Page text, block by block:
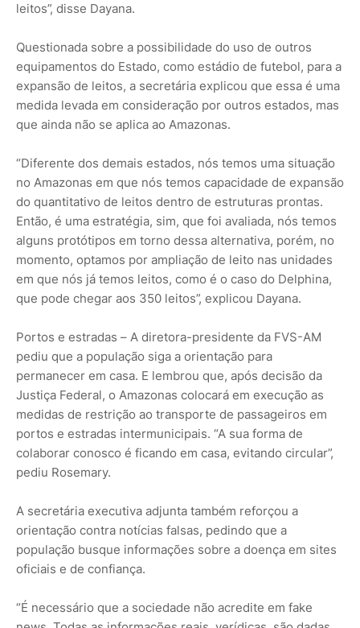
leitos”, disse Dayana.
Questionada sobre a possibilidade do uso de outros
equipamentos do Estado, como estádio de futebol, para a
expansão de leitos, a secretária explicou que essa é uma
medida levada em consideração por outros estados, mas
que ainda não se aplica ao Amazonas.
“Diferente dos demais estados, nós temos uma situação
no Amazonas em que nós temos capacidade de expansão
do quantitativo de leitos dentro de estruturas prontas.
Então, é uma estratégia, sim, que foi avaliada, nós temos
alguns protótipos em torno dessa alternativa, porém, no
momento, optamos por ampliação de leito nas unidades
em que nós já temos leitos, como é o caso do Delphina,
que pode chegar aos 350 leitos”, explicou Dayana.
Portos e estradas – A diretora-presidente da FVS-AM
pediu que a população siga a orientação para
permanecer em casa. E lembrou que, após decisão da
Justiça Federal, o Amazonas colocará em execução as
medidas de restrição ao transporte de passageiros em
portos e estradas intermunicipais. “A sua forma de
colaborar conosco é ficando em casa, evitando circular”,
pediu Rosemary.
A secretária executiva adjunta também reforçou a
orientação contra notícias falsas, pedindo que a
população busque informações sobre a doença em sites
oficiais e de confiança.
“É necessário que a sociedade não acredite em fake